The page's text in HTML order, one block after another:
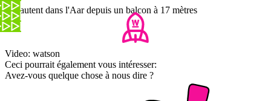
Ils sautent dans l'Aar depuis un balcon à 17 mètres
Video: watson
Ceci pourrait également vous intéresser:
Avez-vous quelque chose à nous dire ?